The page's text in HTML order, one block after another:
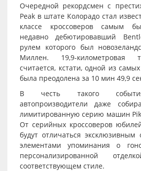
Очередной рекордсмен с
Peak в штате Колорадо стал
классе кроссоверов самым
недавно дебютировавший
рулем которого был
Миллен. 19,9-километровая
считается, кстати, одной из
была преодолена за 10 мин 49,9
В честь такого
автопроизводители даже
лимитированную серию машин
От серийных кроссоверов
будут отличаться эксклюзивным
элементами упоминания о
персонализированной
соответствующем стиле.